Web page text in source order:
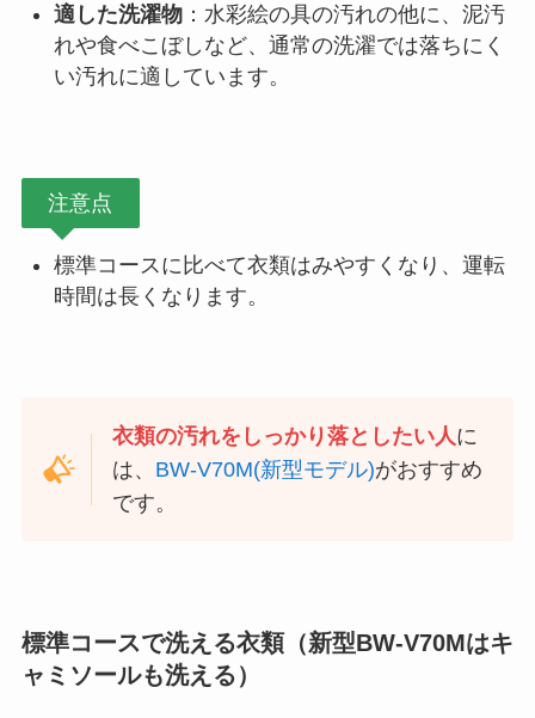
適した洗濯物：水彩絵の具の汚れの他に、泥汚
れや食べこぼしなど、通常の洗濯では落ちにく
い汚れに適しています。
注意点
標準コースに比べて衣類はみやすくなり、運転
時間は長くなります。
衣類の汚れをしっかり落としたい人 に
は、 BW-V70M(新型モデル)がおすすめ
です。
標準コースで洗える衣類（新型BW-V70Mはキ
ャミソールも洗える）